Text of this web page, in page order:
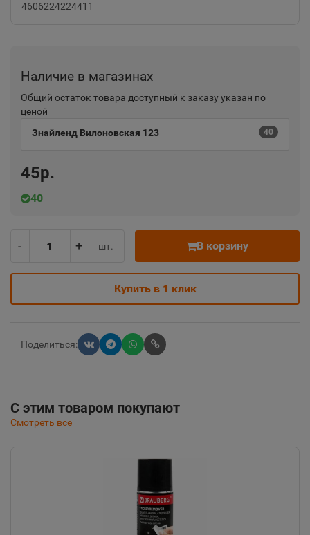
4606224224411
Наличие в магазинах
Общий остаток товара доступный к заказу указан по
ценой
Знайленд Вилоновская 123
40
45р.
40
- + шт. В корзину
Купить в 1 клик
Поделиться:
С этим товаром покупают
Смотреть все